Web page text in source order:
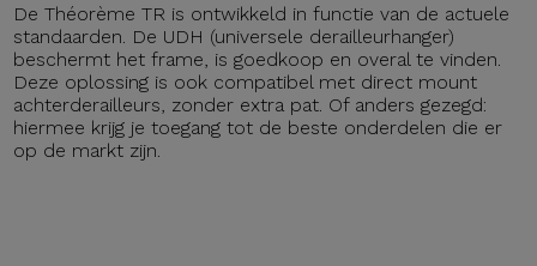
De Théorème TR is ontwikkeld in functie van de actuele
standaarden. De UDH (universele derailleurhanger)
beschermt het frame, is goedkoop en overal te vinden.
Deze oplossing is ook compatibel met direct mount
achterderailleurs, zonder extra pat. Of anders gezegd:
hiermee krijg je toegang tot de beste onderdelen die er
op de markt zijn.